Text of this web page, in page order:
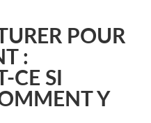
POUR
:
CE SI
Y